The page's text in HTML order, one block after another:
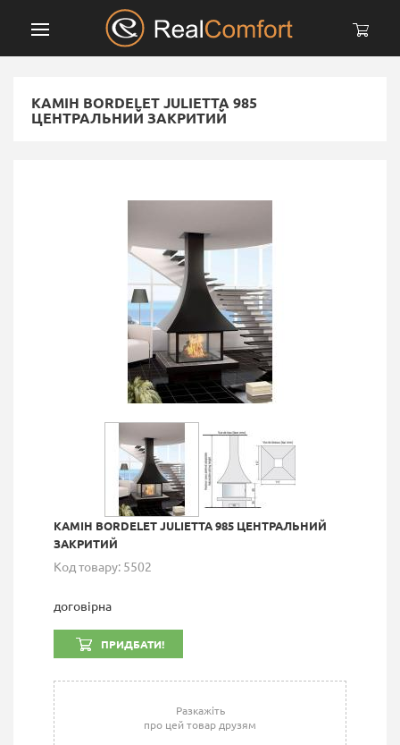
КАМІН BORDELET JULIETTA 985
ЦЕНТРАЛЬНИЙ ЗАКРИТИЙ
КАМІН BORDELET JULIETTA 985 ЦЕНТРАЛЬНИЙ
ЗАКРИТИЙ
Код товару: 5502
договірна
ПРИДБАТИ!
Разкажіть
про цей товар друзям